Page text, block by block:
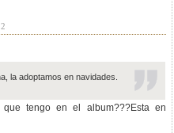
la adoptamos en navidades.
tengo en el album???Esta en